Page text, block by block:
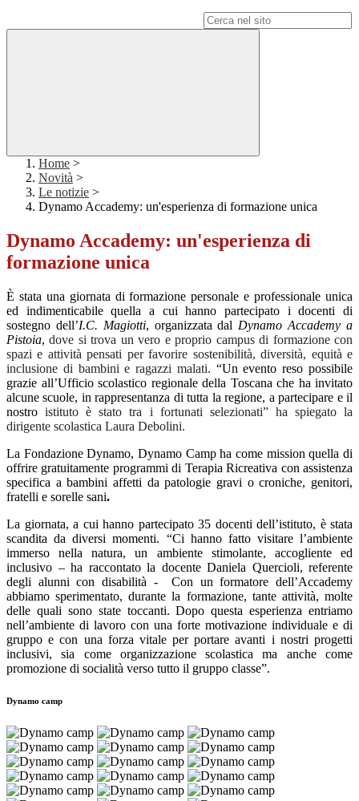
Home >
Novità >
Le notizie >
Dynamo Accademy: un'esperienza di formazione unica
Dynamo Accademy: un'esperienza di
formazione unica
È stata una giornata di formazione personale e professionale unica
ed indimenticabile quella a cui hanno partecipato i docenti di
sostegno dell’I.C. Magiotti, organizzata dal Dynamo Accademy a
Pistoia,dove si trova un vero e proprio campus di formazione con
spazi e attività pensati per favorire sostenibilità, diversità, equità e
inclusione di bambini e ragazzi malati. “Un evento reso possibile
grazie all’Ufficio scolastico regionale della Toscana che ha invitato
alcune scuole, in rappresentanza di tutta la regione, a partecipare e il
nostroistituto è stato tra i fortunati selezionati” ha spiegato la
dirigente scolastica Laura Debolini.
La Fondazione Dynamo, Dynamo Camp ha come mission quella di
offrire gratuitamente programmi di Terapia Ricreativa con assistenza
specifica a bambini affetti da patologie gravi o croniche, genitori,
fratelli e sorelle sani.
La giornata, a cui hanno partecipato 35 docenti dell’istituto, è stata
scandita da diversi momenti. “Ci hanno fatto visitare l’ambiente
immerso nella natura, un ambiente stimolante, accogliente ed
inclusivo – ha raccontato la docente Daniela Quercioli, referente
degli alunni con disabilità -
Con un formatore dell’Accademy
abbiamo sperimentato, durante la formazione, tante attività, molte
delle quali sono state toccanti. Dopo questa esperienza entriamo
nell’ambiente di lavoro con una forte motivazione individuale e di
gruppo e con una forza vitale per portare avanti i nostri progetti
inclusivi, sia come organizzazione scolastica ma anche come
promozione di socialità verso tutto il gruppo classe”.
Dynamo camp